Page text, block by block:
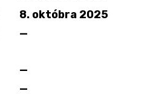
8. októbra 2025
—
—
—